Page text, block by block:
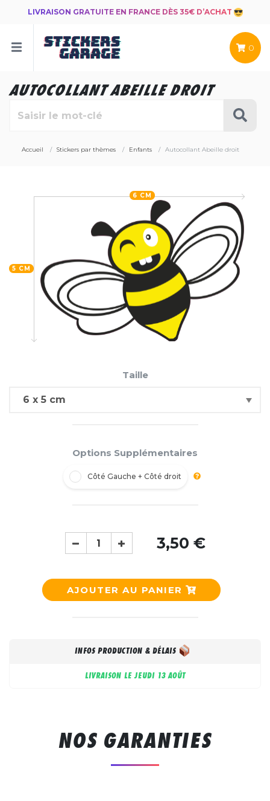
LIVRAISON GRATUITE EN FRANCE DÈS 35€ D’ACHAT
0
AUTOCOLLANT ABEILLE DROIT
Accueil Stickers par thèmes Enfants Autocollant Abeille droit
5 CM
6 CM
Taille
Options Supplémentaires
Côté Gauche + Côté droit
3,50 €
AJOUTER AU PANIER
INFOS PRODUCTION & DÉLAIS
LIVRAISON LE JEUDI 13 AOÛT
NOS GARANTIES